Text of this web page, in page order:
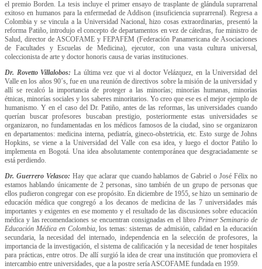
el premio Borden. La tesis incluye el primer ensayo de trasplante de glándula suprarrenal
exitoso en humanos para la enfermedad de Addison (insuficiencia suprarrenal). Regresa a
Colombia y se vincula a la Universidad Nacional, hizo cosas extraordinarias, presentó la
reforma Patiño, introdujo el concepto de departamentos en vez de cátedras, fue ministro de
Salud, director de ASCOFAME y FEPAFEM (Federación Panamericana de Asociaciones
de Facultades y Escuelas de Medicina), ejecutor, con una vasta cultura universal,
coleccionista de arte y doctor honoris causa de varias instituciones.
Dr. Rovetto Villalobos: La última vez que vi al doctor Velázquez, en la Universidad del
Valle en los años 90´s, fue en una reunión de directivos sobre la misión de la universidad y
allí se recalcó la importancia de proteger a las minorías; minorías humanas, minorías
étnicas, minorías sociales y los saberes minoritarios. Yo creo que ese es el mejor ejemplo de
humanismo. Y en el caso del Dr. Patiño, antes de las reformas, las universidades cuando
querían buscar profesores buscaban prestigio, posteriormente estas universidades se
organizaron, no fundamentadas en los médicos famosos de la ciudad, sino se organizaron
en departamentos: medicina interna, pediatría, gineco-obstetricia, etc. Esto surge de Johns
Hopkins, se viene a la Universidad del Valle con esa idea, y luego el doctor Patiño lo
implementa en Bogotá. Una idea absolutamente contemporánea que desgraciadamente se
está perdiendo.
Dr. Guerrero Velasco: Hay que aclarar que cuando hablamos de Gabriel o José Félix no
estamos hablando únicamente de 2 personas, sino también de un grupo de personas que
ellos pudieron congregar con ese propósito. En diciembre de 1955, se hizo un seminario de
educación médica que congregó a los decanos de medicina de las 7 universidades más
importantes y exigentes en ese momento y el resultado de las discusiones sobre educación
médica y las recomendaciones se encuentran consignadas en el libro Primer Seminario de
Educación Médica en Colombia, los temas: sistemas de admisión, calidad en la educación
secundaria, la necesidad del internado, independencia en la selección de profesores, la
importancia de la investigación, el sistema de calificación y la necesidad de tener hospitales
para prácticas, entre otros. De allí surgió la idea de crear una institución que promoviera el
intercambio entre universidades, que a la postre sería ASCOFAME fundada en 1959.